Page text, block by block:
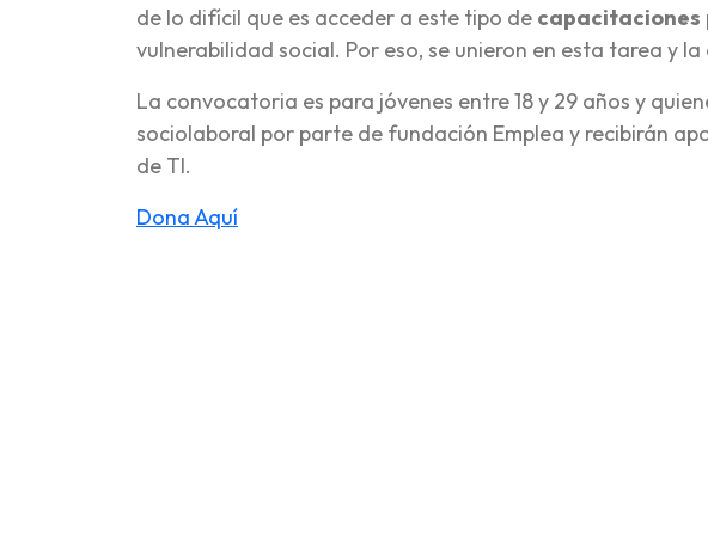
de lo difícil que es acceder a este tipo de capacitaciones
vulnerabilidad social. Por eso, se unieron en esta tarea y
La convocatoria es para jóvenes entre 18 y 29 años y
sociolaboral por parte de fundación Emplea y recibirán
de TI.
Dona Aquí